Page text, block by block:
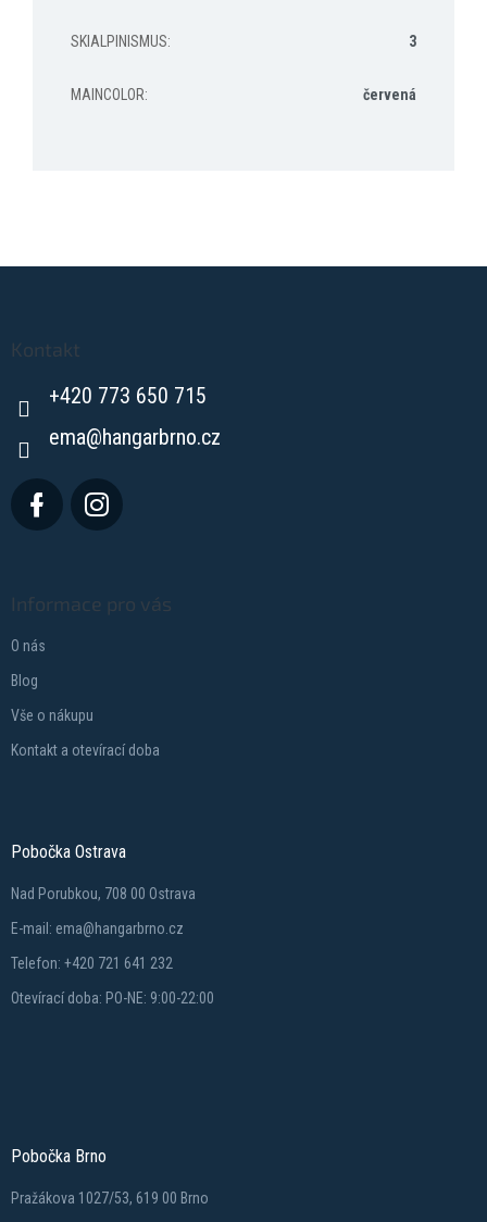
SKIALPINISMUS: 3
MAINCOLOR: červená
Kontakt
+420 773 650 715
ema@hangarbrno.cz
Informace pro vás
O nás
Blog
Vše o nákupu
Kontakt a otevírací doba
Pobočka Ostrava
Nad Porubkou, 708 00 Ostrava
E-mail: ema@hangarbrno.cz
Telefon: +420 721 641 232
Otevírací doba: PO-NE: 9:00-22:00
Pobočka Brno
Pražákova 1027/53, 619 00 Brno